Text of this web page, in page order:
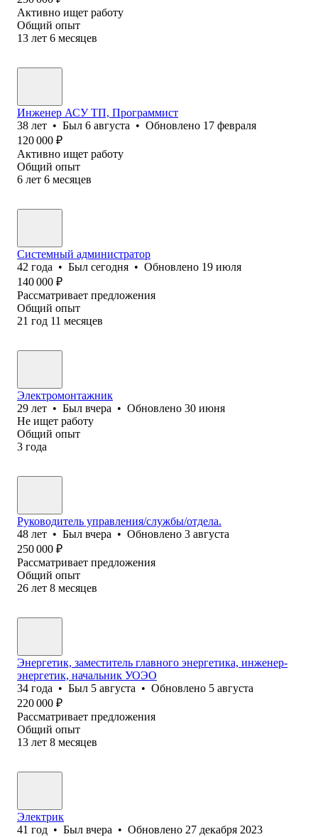
Активно ищет работу
Общий опыт
13 лет 6 месяцев
Инженер АСУ ТП, Программист
38 лет • Был 6 августа • Обновлено 17 февраля
120 000 ₽
Активно ищет работу
Общий опыт
6 лет 6 месяцев
Системный администратор
42 года • Был сегодня • Обновлено 19 июля
140 000 ₽
Рассматривает предложения
Общий опыт
21 год 11 месяцев
Электромонтажник
29 лет • Был вчера • Обновлено 30 июня
Не ищет работу
Общий опыт
3 года
Руководитель управления/службы/отдела.
48 лет • Был вчера • Обновлено 3 августа
250 000 ₽
Рассматривает предложения
Общий опыт
26 лет 8 месяцев
Энергетик, заместитель главного энергетика, инженер-
энергетик, начальник УОЭО
34 года • Был 5 августа • Обновлено 5 августа
220 000 ₽
Рассматривает предложения
Общий опыт
13 лет 8 месяцев
Электрик
41 год • Был вчера • Обновлено 27 декабря 2023